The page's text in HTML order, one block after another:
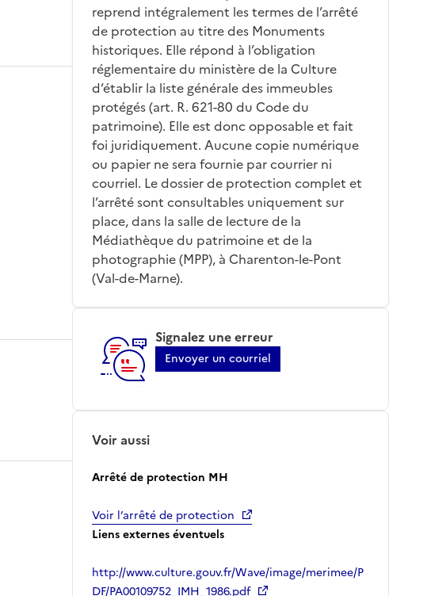
reprend intégralement les termes de l’arrêté
de protection au titre des Monuments
historiques. Elle répond à l’obligation
réglementaire du ministère de la Culture
d’établir la liste générale des immeubles
protégés (art. R. 621-80 du Code du
patrimoine). Elle est donc opposable et fait
foi juridiquement. Aucune copie numérique
ou papier ne sera fournie par courrier ni
courriel. Le dossier de protection complet et
l’arrêté sont consultables uniquement sur
place, dans la salle de lecture de la
Médiathèque du patrimoine et de la
photographie (MPP), à Charenton-le-Pont
(Val-de-Marne).
Signalez une erreur
Envoyer un courriel
Voir aussi
Arrêté de protection MH
Voir l’arrêté de protection
Liens externes éventuels
http://www.culture.gouv.fr/Wave/image/merimee/P
DF/PA00109752_IMH_1986.pdf